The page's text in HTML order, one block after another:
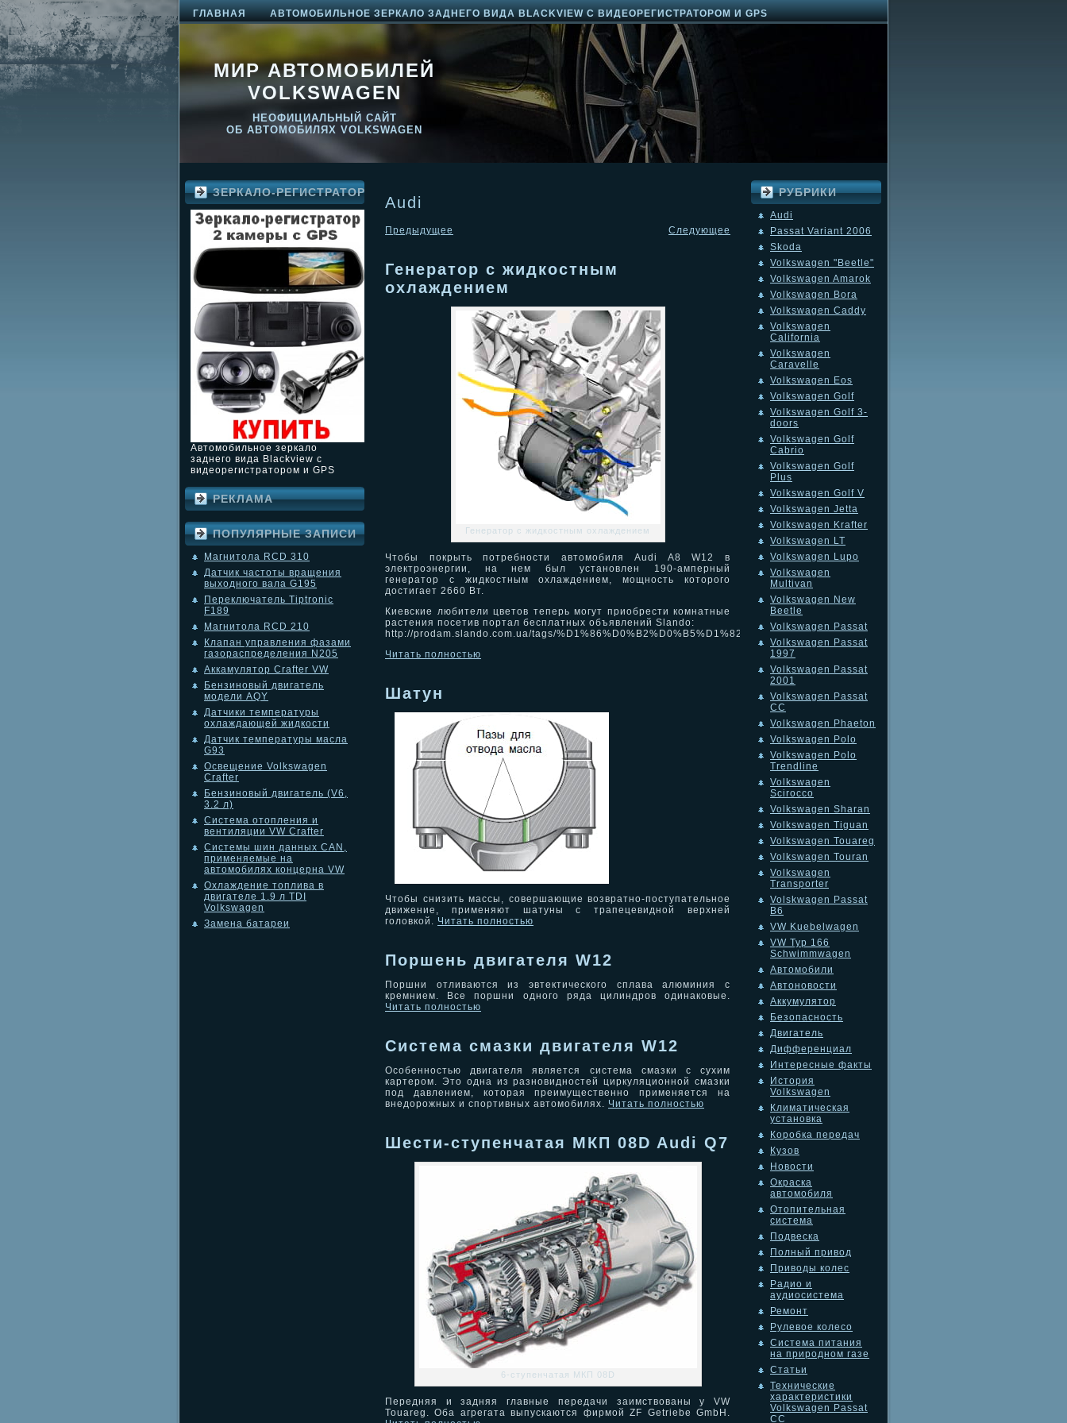
ГЛАВНАЯ АВТОМОБИЛЬНОЕ ЗЕРКАЛО ЗАДНЕГО ВИДА BLACKVIEW С ВИДЕОРЕГИСТРАТОРОМ И GPS
МИР АВТОМОБИЛЕЙ
VOLKSWAGEN
НЕОФИЦИАЛЬНЫЙ САЙТ
ОБ АВТОМОБИЛЯХ VOLKSWAGEN
ЗЕРКАЛО-РЕГИСТРАТОР
Автомобильное зеркало
заднего вида Blackview с
видеорегистратором и GPS
РЕКЛАМА
ПОПУЛЯРНЫЕ ЗАПИСИ
Магнитола RCD 310
Датчик частоты вращения
выходного вала G195
Переключатель Tiptronic
F189
Магнитола RCD 210
Клапан управления фазами
газораспределения N205
Аккамулятор Crafter VW
Бензиновый двигатель
модели AQY
Датчики температуры
охлаждающей жидкости
Датчик температуры масла
G93
Освещение Volkswagen
Crafter
Бензиновый двигатель (V6,
3.2 л)
Система отопления и
вентиляции VW Crafter
Системы шин данных CAN,
применяемые на
автомобилях концерна VW
Охлаждение топлива в
двигателе 1.9 л TDI
Volkswagen
Замена батареи
Audi
Предыдущее Следующее
Генератор с жидкостным
охлаждением
Генератор с жидкостным охлаждением
Чтобы покрыть потребности автомобиля Audi A8 W12 в
электроэнергии, на нем был установлен 190-амперный
генератор с жидкостным охлаждением, мощность которого
достигает 2660 Вт.
Киевские любители цветов теперь могут приобрести комнатные
растения посетив портал бесплатных объявлений Slando:
http://prodam.slando.com.ua/tags/%D1%86%D0%B2%D0%B5%D1%82%D1%8B_16134_1.html
Читать полностью
Шатун
Чтобы снизить массы, совершающие возвратно-поступательное
движение, применяют шатуны с трапецевидной верхней
головкой. Читать полностью
Поршень двигателя W12
Поршни отливаются из эвтектического сплава алюминия с
кремнием. Все поршни одного ряда цилиндров одинаковые.
Читать полностью
Система смазки двигателя W12
Особенностью двигателя является система смазки с сухим
картером. Это одна из разновидностей циркуляционной смазки
под давлением, которая преимущественно применяется на
внедорожных и спортивных автомобилях. Читать полностью
Шести-ступенчатая МКП 08D Audi Q7
6-ступенчатая МКП 08D
Передняя и задняя главные передачи заимствованы у VW
Touareg. Оба агрегата выпускаются фирмой ZF Getriebe GmbH.
РУБРИКИ
Audi
Passat Variant 2006
Skoda
Volkswagen "Beetle"
Volkswagen Amarok
Volkswagen Bora
Volkswagen Caddy
Volkswagen
California
Volkswagen
Caravelle
Volkswagen Eos
Volkswagen Golf
Volkswagen Golf 3-
doors
Volkswagen Golf
Cabrio
Volkswagen Golf
Plus
Volkswagen Golf V
Volkswagen Jetta
Volkswagen Krafter
Volkswagen LT
Volkswagen Lupo
Volkswagen
Multivan
Volkswagen New
Beetle
Volkswagen Passat
Volkswagen Passat
1997
Volkswagen Passat
2001
Volkswagen Passat
CC
Volkswagen Phaeton
Volkswagen Polo
Volkswagen Polo
Trendline
Volkswagen
Scirocco
Volkswagen Sharan
Volkswagen Tiguan
Volkswagen Touareg
Volkswagen Touran
Volkswagen
Transporter
Volskwagen Passat
B6
VW Kuebelwagen
VW Typ 166
Schwimmwagen
Автомобили
Автоновости
Аккумулятор
Безопасность
Двигатель
Дифференциал
Интересные факты
История
Volkswagen
Климатическая
установка
Коробка передач
Кузов
Новости
Окраска
автомобиля
Отопительная
система
Подвеска
Полный привод
Приводы колес
Радио и
аудиосистема
Ремонт
Рулевое колесо
Система питания
на природном газе
Статьи
Технические
характеристики
Volkswagen Passat
CC